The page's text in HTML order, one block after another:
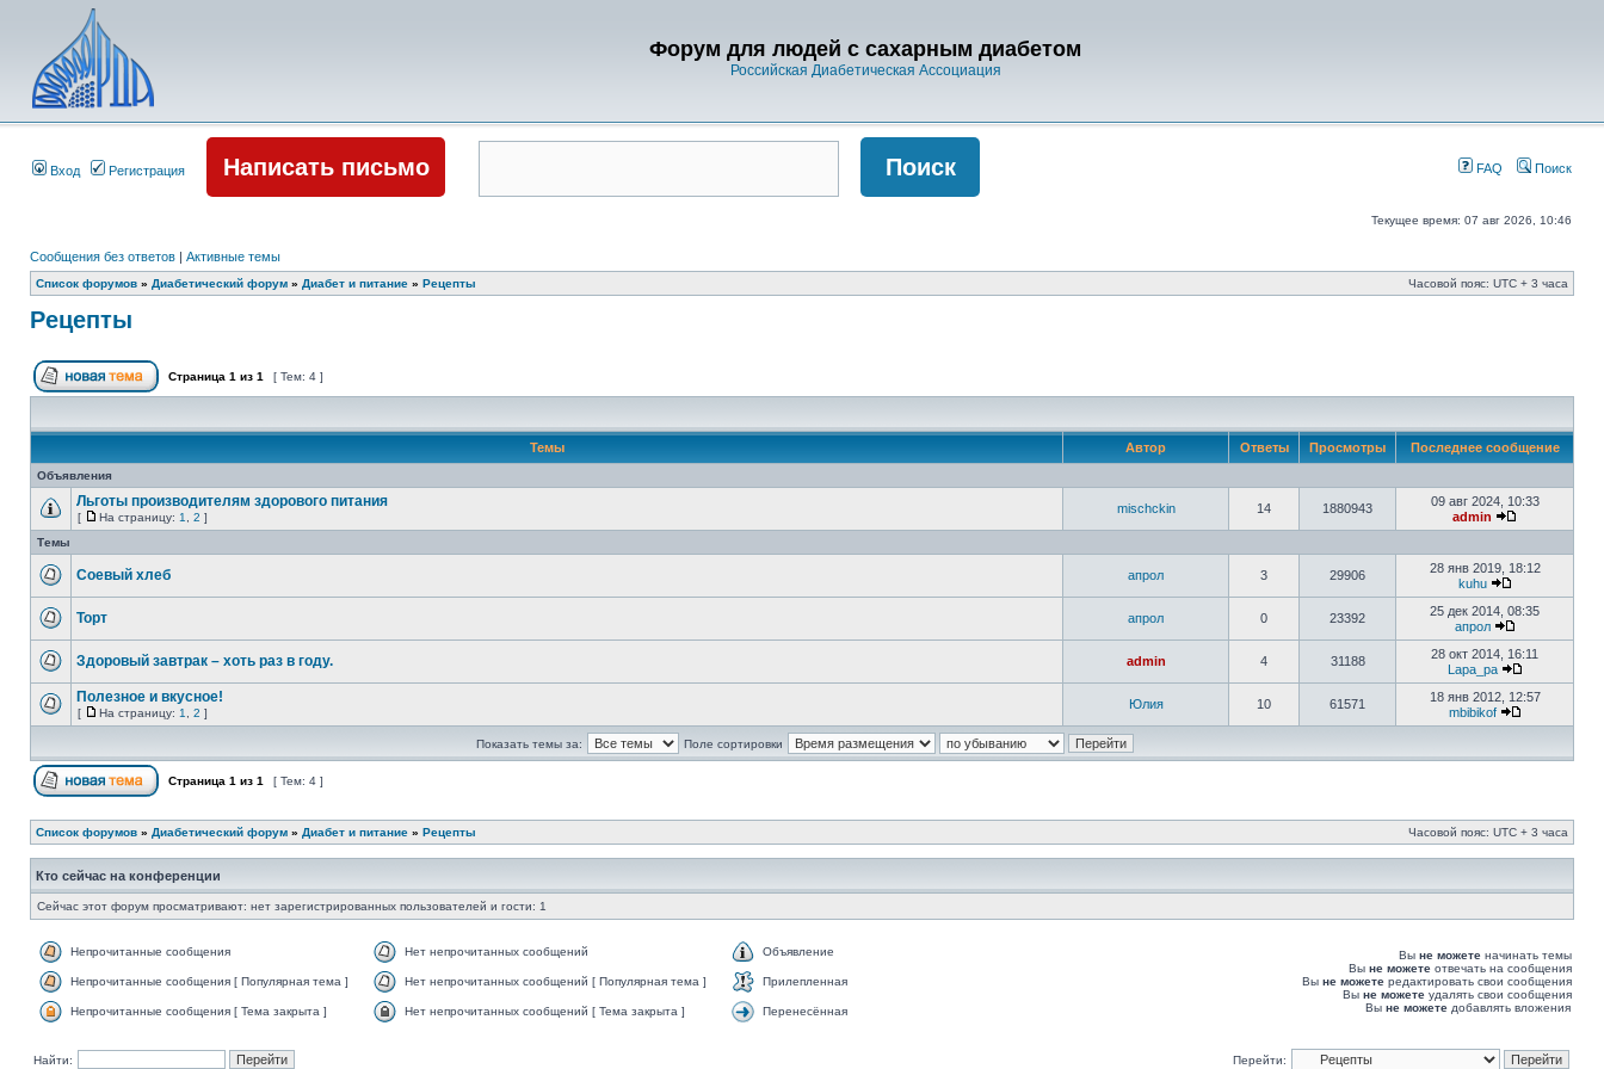
Форум для людей с сахарным диабетом
Российская Диабетическая Ассоциация
Вход Регистрация Написать письмо FAQ Поиск
Текущее время: 07 авг 2026, 10:46
Сообщения без ответов | Активные темы
Список форумов » Диабетический форум » Диабет и питание » Рецепты Часовой пояс: UTC + 3 часа
Рецепты
Страница 1 из 1 [ Тем: 4 ]
Темы Автор Ответы Просмотры Последнее сообщение
Объявления
Льготы производителям здорового питания
[ На страницу: 1 2 ]
mischckin 14 1880943
09 авг 2024, 10:33
admin
Темы
Соевый хлеб апрол 3 29906
28 янв 2019, 18:12
kuhu
Торт апрол 0 23392
25 дек 2014, 08:35
апрол
Здоровый завтрак – хоть раз в году. admin 4 31188
28 окт 2014, 16:11
Lapa_pa
Полезное и вкусное!
[ На страницу: 1 2 ]
Юлия 10 61571
18 янв 2012, 12:57
mbibikof
Показать темы за: Поле сортировки
Страница 1 из 1 [ Тем: 4 ]
Список форумов » Диабетический форум » Диабет и питание » Рецепты Часовой пояс: UTC + 3 часа
Кто сейчас на конференции
Сейчас этот форум просматривают: нет зарегистрированных пользователей и гости: 1
Непрочитанные сообщения Нет непрочитанных сообщений Объявление
Непрочитанные сообщения [ Популярная тема ] Нет непрочитанных сообщений [ Популярная тема ] Прилепленная
Непрочитанные сообщения [ Тема закрыта ] Нет непрочитанных сообщений [ Тема закрыта ] Перенесённая
Вы не можете начинать темы
Вы не можете отвечать на сообщения
Вы не можете редактировать свои сообщения
Вы не можете удалять свои сообщения
Вы не можете добавлять вложения
Найти: Перейти: